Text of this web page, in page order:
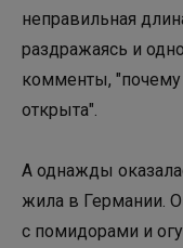
неправильная
раздражаясь и
комменты, "почему
открыта".
А однажды
жила в Германии.
с помидорами и